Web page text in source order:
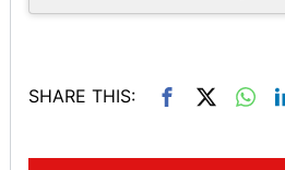
SHARE THIS: